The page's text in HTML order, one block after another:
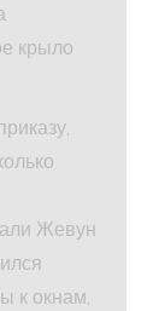
крыло
Жевун
к окнам,